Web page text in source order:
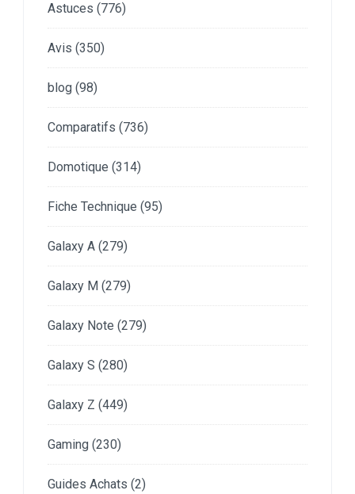
Astuces (776)
Avis (350)
blog (98)
Comparatifs (736)
Domotique (314)
Fiche Technique (95)
Galaxy A (279)
Galaxy M (279)
Galaxy Note (279)
Galaxy S (280)
Galaxy Z (449)
Gaming (230)
Guides Achats (2)